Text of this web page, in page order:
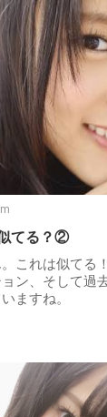
てる？②
これは似てる
ン、そして過
ますね。